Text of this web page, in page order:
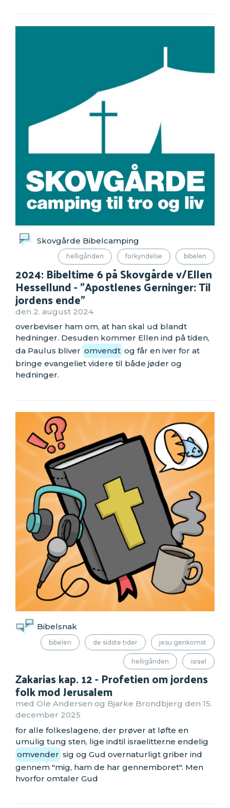
Skovgårde Bibelcamping
helligånden forkyndelse bibelen
2024: Bibeltime 6 på Skovgårde v/Ellen
Hessellund - "Apostlenes Gerninger: Til
jordens ende"
den 2. august 2024
overbeviser ham om, at han skal ud blandt
hedninger. Desuden kommer Ellen ind på tiden,
da Paulus bliver omvendt og får en iver for at
bringe evangeliet videre til både jøder og
hedninger.
Bibelsnak
bibelen de sidste tider jesu genkomst
helligånden israel
Zakarias kap. 12 - Profetien om jordens
folk mod Jerusalem
med Ole Andersen og Bjarke Brondbjerg den 15.
december 2025
for alle folkeslagene, der prøver at løfte en
umulig tung sten, lige indtil israelitterne endelig
omvender sig og Gud overnaturligt griber ind
gennem "mig, ham de har gennemboret". Men
hvorfor omtaler Gud